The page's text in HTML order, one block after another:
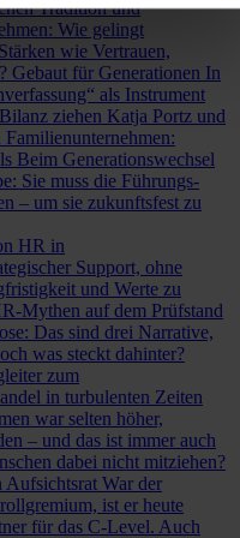
Tradition und
Wie gelingt
wie Vertrauen,
Gebaut für Generationen In
als Instrument
ziehen Katja Portz und
Beim Generationswechsel
Sie muss die Führungs-
– um sie zukunftsfest zu
HR in
Support, ohne
und Werte zu
Mythen auf dem Prüfstand
Das sind drei Narrative,
was steckt dahinter?
zum
in turbulenten Zeiten
war selten höher,
– und das ist immer auch
dabei nicht mitziehen?
Aufsichtsrat War der
ist er heute
für das C-Level. Auch